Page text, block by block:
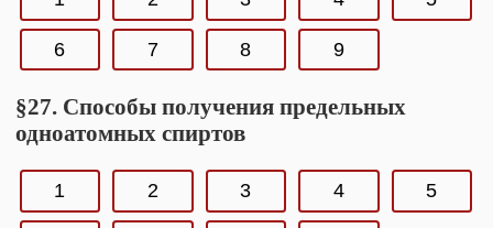
6 7 8 9
§27. Способы получения предельных
одноатомных спиртов
1 2 3 4 5